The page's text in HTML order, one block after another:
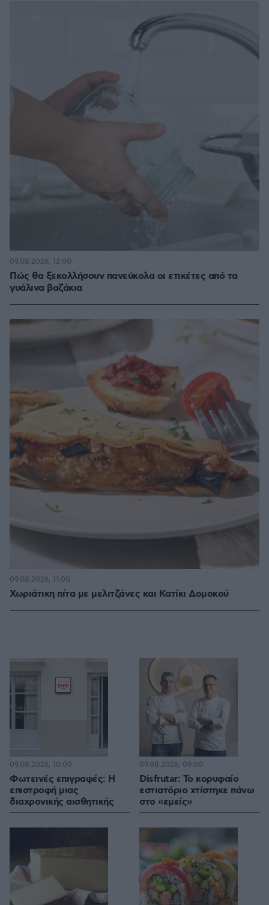
Πώς θα ξεκολλήσουν πανεύκολα οι ετικέτες από τα
γυάλινα βαζάκια
09.08.2026, 12:00
Χωριάτικη πίτα με μελιτζάνες και Κατίκι Δομοκού
09.08.2026, 11:00
Φωτεινές επιγραφές: Η
επιστροφή μιας
διαχρονικής αισθητικής
09.08.2026, 10:00
Disfrutar: Το κορυφαίο
εστιατόριο χτίστηκε πάνω
στο «εμείς»
09.08.2026, 09:00